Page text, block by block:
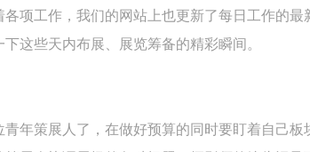
项工作，我们的网站上也更新了每日工作的
这些天内布展、展览筹备的精彩瞬间。
年策展人了，在做好预算的同时要盯着自己